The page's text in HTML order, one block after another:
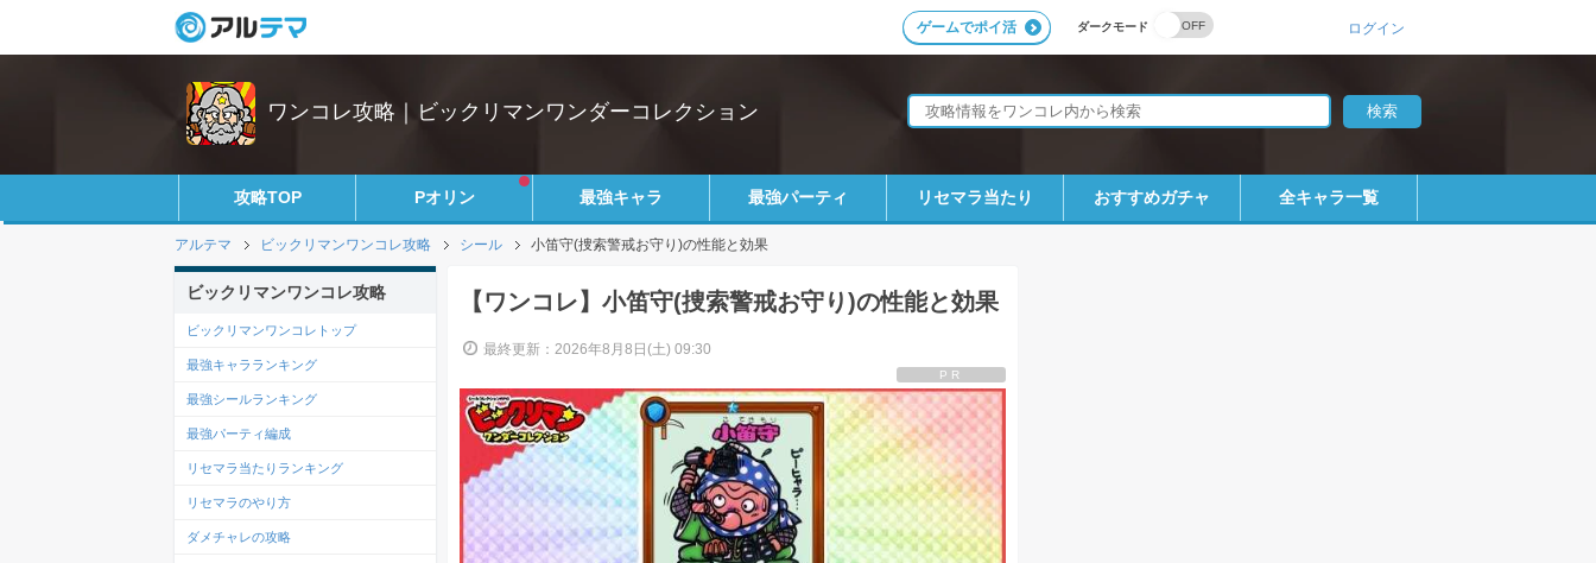
ダークモード
ゲームでポイ活 ログイン
ワンコレ攻略｜ビックリマンワンダーコレクション
攻略TOP Pオリン 最強キャラ 最強パーティ リセマラ当たり おすすめガチャ 全キャラ一覧
アルテマ ビックリマンワンコレ攻略 シール 小笛守(捜索警戒お守り)の性能と効果
【ワンコレ】小笛守(捜索警戒お守り)の性能と効果
最終更新：2026年8月8日(土) 09:30
PR
ビックリマンワンコレ攻略
ビックリマンワンコレトップ
最強キャラランキング
最強シールランキング
最強パーティ編成
リセマラ当たりランキング
リセマラのやり方
ダメチャレの攻略